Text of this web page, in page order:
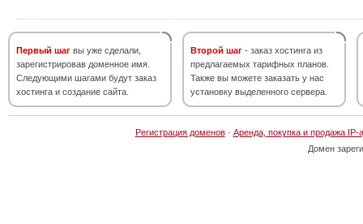
Первый шаг вы уже сделали,
зарегистрировав доменное имя.
Следующими шагами будут заказ
хостинга и создание сайта.
Второй шаг - заказ хостинга из
предлагаемых тарифных планов.
Также вы можете заказать у нас
установку выделенного сервера.
Регистрация доменов· Аренда, покупка и продажа IP-
Домен